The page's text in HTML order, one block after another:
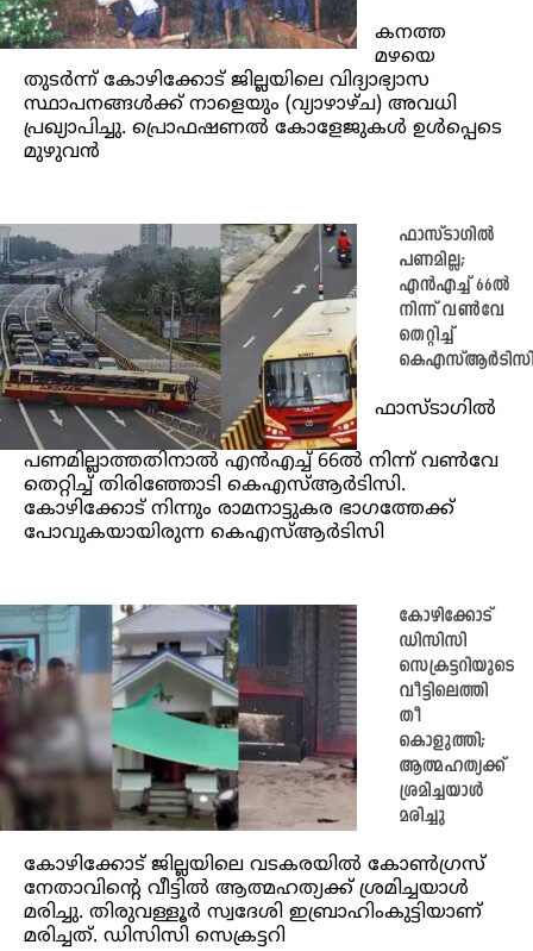
കനത്ത
മഴയെ
തുടർന്ന് കോ‍ഴിക്കോട് ജില്ലയിലെ വിദ്യാഭ്യാസ
സ്ഥാപനങ്ങള്‍ക്ക് നാളെയും (വ്യാഴാഴ്ച) അവധി
പ്രഖ്യാപിച്ചു. പ്രൊഫഷണൽ കോളേജുകള്‍ ഉള്‍പ്പെടെ
മു‍ഴുവൻ
ഫാസ്‌ടാഗിൽ
പണമില്ല;
എന്‍എച്ച് 66ല്‍
നിന്ന് വണ്‍വേ
തെറ്റിച്ച്
കെഎസ്ആര്‍ടിസി
ഫാസ്‌ടാഗിൽ
പണമില്ലാത്തതിനാൽ എന്‍എച്ച് 66ല്‍ നിന്ന് വണ്‍വേ
തെറ്റിച്ച് തിരിഞ്ഞോടി കെഎസ്ആര്‍ടിസി.
കോഴിക്കോട് നിന്നും രാമനാട്ടുകര ഭാഗത്തേക്ക്
പോവുകയായിരുന്ന കെഎസ്ആര്‍ടിസി
കോഴിക്കോട്
ഡിസിസി
സെക്രട്ടറിയുടെ
വീട്ടിലെത്തി
തീ
കൊളുത്തി;
ആത്മഹത്യക്ക്
ശ്രമിച്ചയാള്‍
മരിച്ചു
കോഴിക്കോട് ജില്ലയിലെ വടകരയില്‍ കോണ്‍ഗ്രസ്
നേതാവിന്റെ വീട്ടില്‍ ആത്മഹത്യക്ക് ശ്രമിച്ചയാള്‍
മരിച്ചു. തിരുവള്ളൂര്‍ സ്വദേശി ഇബ്രാഹിംകുട്ടിയാണ്
മരിച്ചത്. ഡിസിസി സെക്രട്ടറി